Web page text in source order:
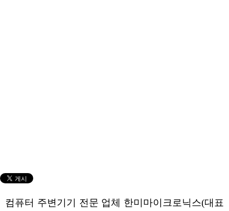
컴퓨터 주변기기 전문 업체 한미마이크로닉스(대표